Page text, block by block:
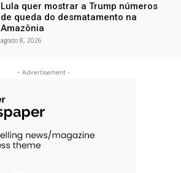
Lula quer mostrar a Trump números
de queda do desmatamento na
Amazônia
agosto 8, 2026
- Advertisement -